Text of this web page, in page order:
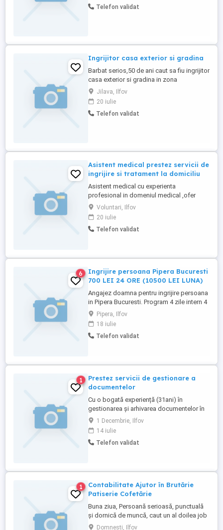
Telefon validat
Ingrijitor casa exterior si gradina
Barbat serios,50 de ani caut sa fiu ingrijitor
casa exterior si gradina in zona
Bucuresti,Ilfov. Am mai lucrat in acest
domeniu,ma pricep la toate uneltele si as
dori cu cazarea inclusa
Jilava, Ilfov
20 iulie
Telefon validat
Asistent medical prestez servicii de
ingrijire si tratament la domiciliu
Asistent medical cu experienta
profesional in domeniul medical ,ofer
servicii de ingrijire la domiciliu bolnavului
conform recomandarilor medicale in
colaborare cu medicul curant si
anume:tratament injectabil si perfuzabil
chirurgicala,pansament ...
Voluntari, Ilfov
20 iulie
Telefon validat
6
Ingrijire persoana Pipera Bucuresti
700 LEI 24 ORE (10500 LEI LUNA)
Angajez doamna pentru ingrijire persoana
in Pipera Bucuresti. Program 4 zile intern 4
zile liber sau la alegere. Salariu 700 lei 24
de ore (10500 lei luna), transport platit,
carte de munca, concediu platit. Varsta
maxima 55 ani.
Pipera, Ilfov
18 iulie
Telefon validat
1
Prestez servicii de gestionare a
documentelor
Cu o bogată experiență (31ani) în
gestionarea și arhivarea documentelor în
cadrul unor instituții de stat, caut activitate
de acest resort în regim part-time 4 sau 6
ore, în cadrul unei structuri cu volum
documentar considerabil, cum ar fi de
1 Decembrie, Ilfov
14 iulie
Telefon validat
1
Contabilitate Ajutor în Brutărie
Patiserie Cofetărie
Buna ziua, Persoană serioasă, punctuală
și dornică de muncă, caut un al doilea job
(part-time) cu program flexibil după ora
Domnesti, Ilfov